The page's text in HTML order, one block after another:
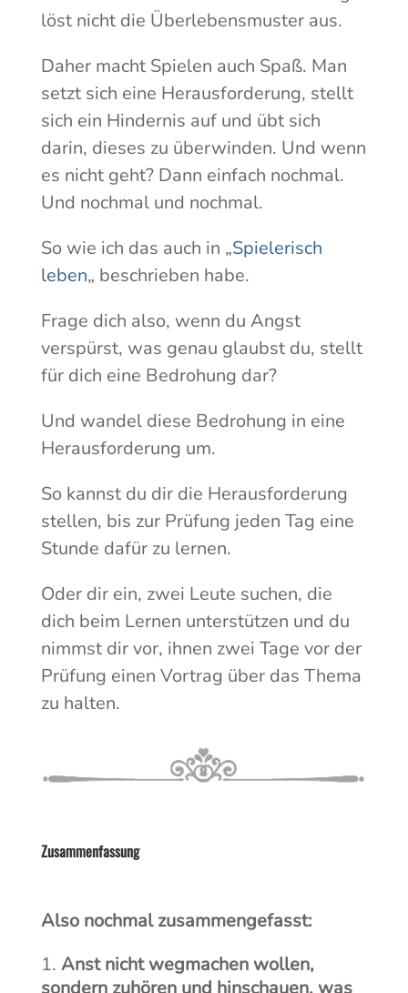
löst nicht die Überlebensmuster aus.
Daher macht Spielen auch Spaß. Man
setzt sich eine Herausforderung, stellt
sich ein Hindernis auf und übt sich
darin, dieses zu überwinden. Und wenn
es nicht geht? Dann einfach nochmal.
Und nochmal und nochmal.
So wie ich das auch in „Spielerisch
leben„ beschrieben habe.
Frage dich also, wenn du Angst
verspürst, was genau glaubst du, stellt
für dich eine Bedrohung dar?
Und wandel diese Bedrohung in eine
Herausforderung um.
So kannst du dir die Herausforderung
stellen, bis zur Prüfung jeden Tag eine
Stunde dafür zu lernen.
Oder dir ein, zwei Leute suchen, die
dich beim Lernen unterstützen und du
nimmst dir vor, ihnen zwei Tage vor der
Prüfung einen Vortrag über das Thema
zu halten.
Zusammenfassung
Also nochmal zusammengefasst:
Anst nicht wegmachen wollen,